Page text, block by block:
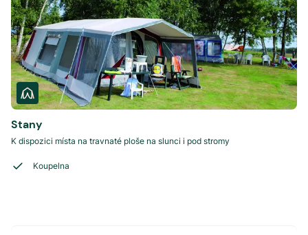
Stany
K dispozici místa na travnaté ploše na slunci i pod stromy
Koupelna